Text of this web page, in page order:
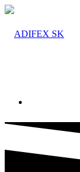
ADIFEX